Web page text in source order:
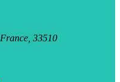
France, 33510